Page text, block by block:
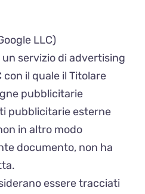
LLC)
un servizio di advertising
il quale il Titolare
pubblicitarie
pubblicitarie esterne
in altro modo
documento, non ha
essere tracciati